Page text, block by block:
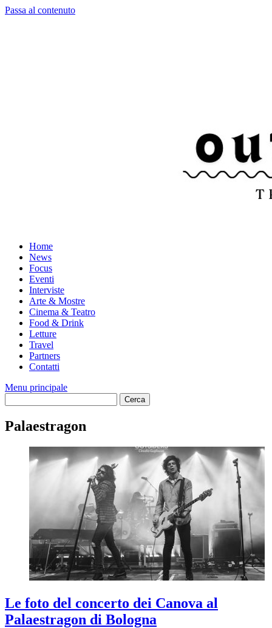
Passa al contenuto
Home
News
Focus
Eventi
Interviste
Arte & Mostre
Cinema & Teatro
Food & Drink
Letture
Travel
Partners
Contatti
Menu principale
Palaestragon
Le foto del concerto dei Canova al
Palaestragon di Bologna